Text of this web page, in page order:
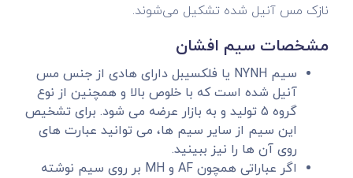
نازک مس آنیل شده تشکیل می‌شوند.
مشخصات سیم افشان
سیم NYNH یا فلکسیبل دارای هادی از جنس مس
آنیل شده است که با خلوص بالا و همچنین از نوع
گروه 5 تولید و به بازار عرضه می شود. برای تشخیص
این سیم از سایر سیم ها، می توانید عبارت های
روی آن ها را نیز ببینید.
اگر عباراتی همچون AF و MH بر روی سیم نوشته